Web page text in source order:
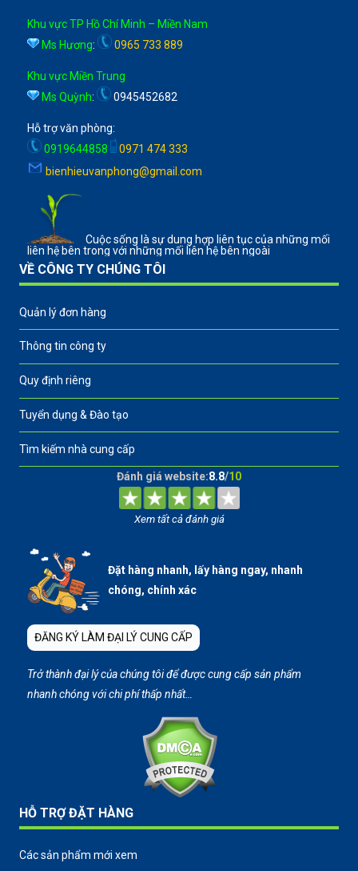
Khu vực TP Hồ Chí Minh – Miền Nam
Ms Hương: 0965 733 889
Khu vực Miền Trung
Ms Quỳnh: 0945452682
Hỗ trợ văn phòng:
0919644858
0971 474 333
bienhieuvanphong@gmail.com
Cuộc sống là sự dung hợp liên tục của những mối
liên hệ bên trong với những mối liên hệ bên ngoài
VỀ CÔNG TY CHÚNG TÔI
Quản lý đơn hàng
Thông tin công ty
Quy định riêng
Tuyển dụng & Đào tạo
Tìm kiếm nhà cung cấp
Đánh giá website:8.8/10
Xem tất cả đánh giá
Đặt hàng nhanh, lấy hàng ngay, nhanh
chóng, chính xác
ĐĂNG KÝ LÀM ĐẠI LÝ CUNG CẤP
Trở thành đại lý của chúng tôi để được cung cấp sản phẩm
nhanh chóng với chi phí thấp nhất…
HỖ TRỢ ĐẶT HÀNG
Các sản phẩm mới xem